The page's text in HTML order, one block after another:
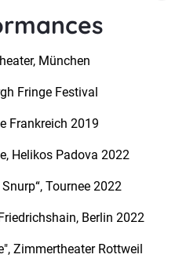
München
Fringe Festival
Frankreich 2019
Helikos Padova 2022
Tournee 2022
Berlin 2022
Zimmertheater Rottweil